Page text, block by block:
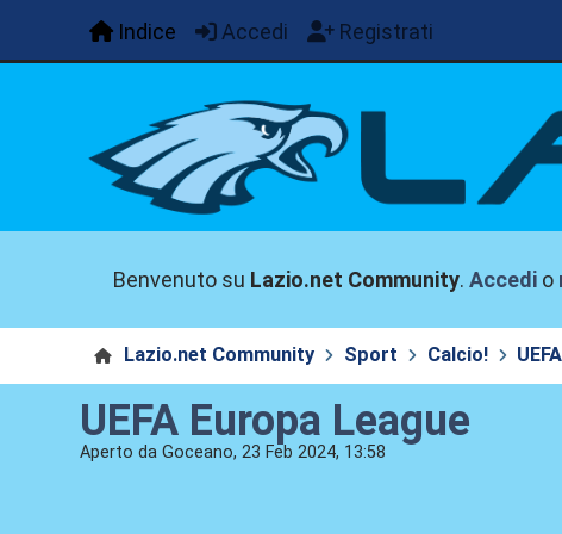
Indice Accedi Registrati
Benvenuto su Lazio.net Community.Accedi o
Lazio.net Community Sport Calcio!
UEFA Europa League
Aperto da Goceano, 23 Feb 2024, 13:58